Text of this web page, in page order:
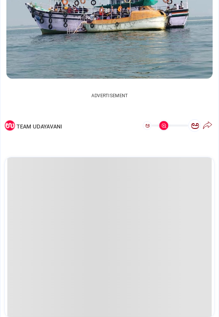
ADVERTISEMENT
TEAM UDAYAVANI ಅ ಅ